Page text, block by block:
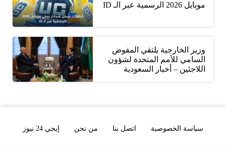
موبايل 2026 الرسمية عبر الـ ID
وزير الخارجية يلتقي المفوض
السامي للأمم المتحدة لشؤون
اللاجئين – أخبار السعودية
سياسة الخصوصية اتصل بنا من نحن إيجي 24 نيوز